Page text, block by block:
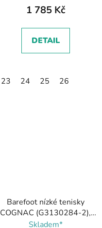
1 785 Kč
DETAIL
23 24 25 26
Barefoot nízké tenisky
COGNAC (G3130284-2),
Froddo
Skladem*